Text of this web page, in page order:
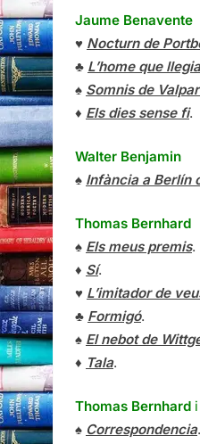
Jaume Benavente
♥ Nocturn de
♣ L’home que
♠ Somnis de
♦ Els dies sense fi.
Walter Benjamin
♠ Infància a Berlín
Thomas Bernhard
♠ Els meus premis.
♦ Sí.
♥ L’imitador de
♣ Formigó.
♠ El nebot de
♦ Tala.
Thomas Bernhard i
♠ Correspondencia.